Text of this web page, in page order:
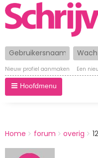
Gebruikersnaam
Nieuw profiel aanmaken Een
Hoofdmenu
BREADCRUMBS
You
here:
Home forum overig